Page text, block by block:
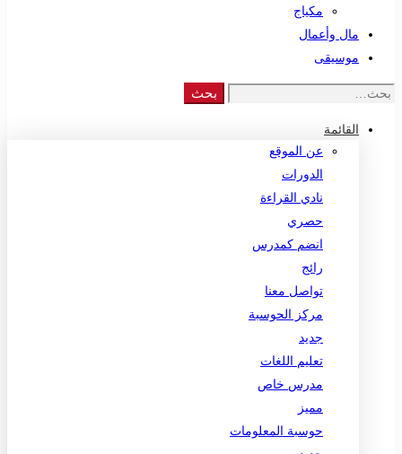
مكياج
مال وأعمال
موسيقى
Search
بحث
القائمة
عن الموقع
الدورات
نادي القراءة
حصري
انضم كمدرس
رائج
تواصل معنا
مركز الحوسبة
جديد
تعليم اللغات
مدرس خاص
مميز
حوسبة المعلومات